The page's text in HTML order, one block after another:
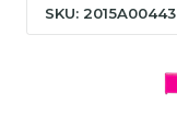
SKU: 2015A00443